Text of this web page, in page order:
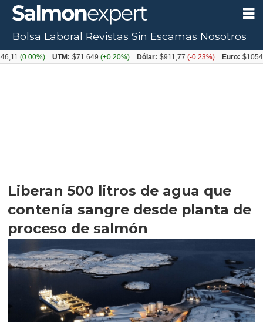
Liberan 500 litros de agua que
contenía sangre desde planta de
proceso de salmón
Bolsa Laboral Revistas Sin Escamas Nosotros
UTM: $71.649(+0.20%) Dólar: $911,77(-0.23%) Euro: $1054,31